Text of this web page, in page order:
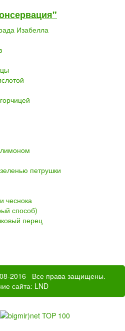
Изабелла
петрушки
чеснока
способ)
перец
2016 Все права защищены.
сайта: LND